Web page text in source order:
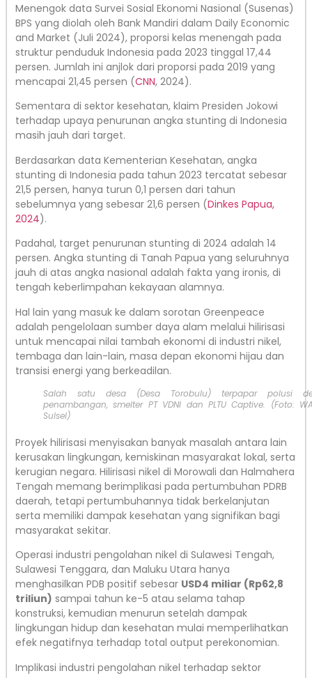
Menengok data Survei Sosial Ekonomi Nasional (Susenas)
BPS yang diolah oleh Bank Mandiri dalam Daily Economic
and Market (Juli 2024), proporsi kelas menengah pada
struktur penduduk Indonesia pada 2023 tinggal 17,44
persen. Jumlah ini anjlok dari proporsi pada 2019 yang
mencapai 21,45 persen (CNN, 2024).
Sementara di sektor kesehatan, klaim Presiden Jokowi
terhadap upaya penurunan angka stunting di Indonesia
masih jauh dari target.
Berdasarkan data Kementerian Kesehatan, angka
stunting di Indonesia pada tahun 2023 tercatat sebesar
21,5 persen, hanya turun 0,1 persen dari tahun
sebelumnya yang sebesar 21,6 persen (Dinkes Papua,
2024).
Padahal, target penurunan stunting di 2024 adalah 14
persen. Angka stunting di Tanah Papua yang seluruhnya
jauh di atas angka nasional adalah fakta yang ironis, di
tengah keberlimpahan kekayaan alamnya.
Hal lain yang masuk ke dalam sorotan Greenpeace
adalah pengelolaan sumber daya alam melalui hilirisasi
untuk mencapai nilai tambah ekonomi di industri nikel,
tembaga dan lain-lain, masa depan ekonomi hijau dan
transisi energi yang berkeadilan.
Salah satu desa (Desa Torobulu) terpapar polusi
penambangan, smelter PT VDNI dan PLTU Captive. (Foto:
Sulsel)
Proyek hilirisasi menyisakan banyak masalah antara lain
kerusakan lingkungan, kemiskinan masyarakat lokal, serta
kerugian negara. Hilirisasi nikel di Morowali dan Halmahera
Tengah memang berimplikasi pada pertumbuhan PDRB
daerah, tetapi pertumbuhannya tidak berkelanjutan
serta memiliki dampak kesehatan yang signifikan bagi
masyarakat sekitar.
Operasi industri pengolahan nikel di Sulawesi Tengah,
Sulawesi Tenggara, dan Maluku Utara hanya
menghasilkan PDB positif sebesar USD4 miliar (Rp62,8
triliun) sampai tahun ke-5 atau selama tahap
konstruksi, kemudian menurun setelah dampak
lingkungan hidup dan kesehatan mulai memperlihatkan
efek negatifnya terhadap total output perekonomian.
Implikasi industri pengolahan nikel terhadap sektor